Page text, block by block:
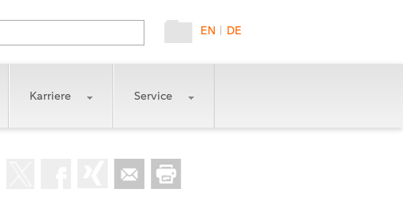
DE
|
EN
Karriere Service